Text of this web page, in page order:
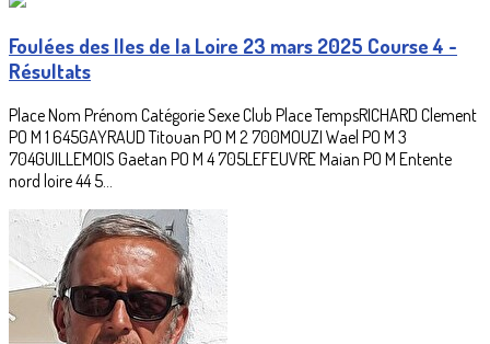
Foulées des Iles de la Loire 23 mars 2025 Course 4 -
Résultats
Place Nom Prénom Catégorie Sexe Club Place TempsRICHARD Clement
PO M 1 645GAYRAUD Titouan PO M 2 700MOUZI Wael PO M 3
704GUILLEMOIS Gaetan PO M 4 705LEFEUVRE Maian PO M Entente
nord loire 44 5...